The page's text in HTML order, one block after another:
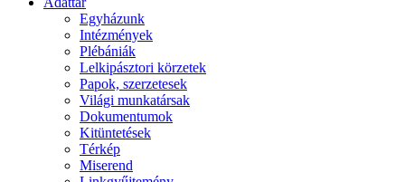
Egyházunk
Intézmények
Plébániák
Lelkipásztori körzetek
Papok, szerzetesek
Világi munkatársak
Dokumentumok
Kitüntetések
Térkép
Miserend